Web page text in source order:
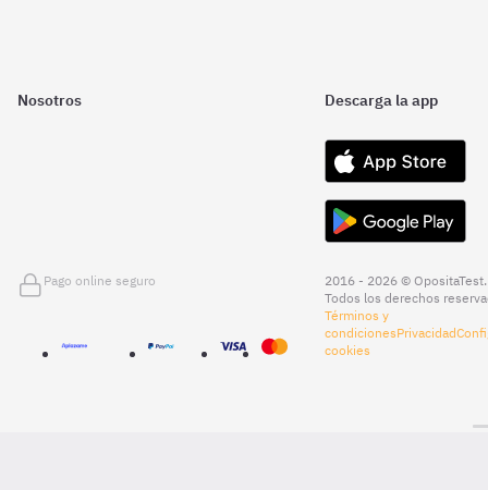
Nosotros Descarga la app
Pago online seguro
2016 - 2026 © OpositaTest.
Todos los derechos
Términos y
condicionesPrivacidad
cookies